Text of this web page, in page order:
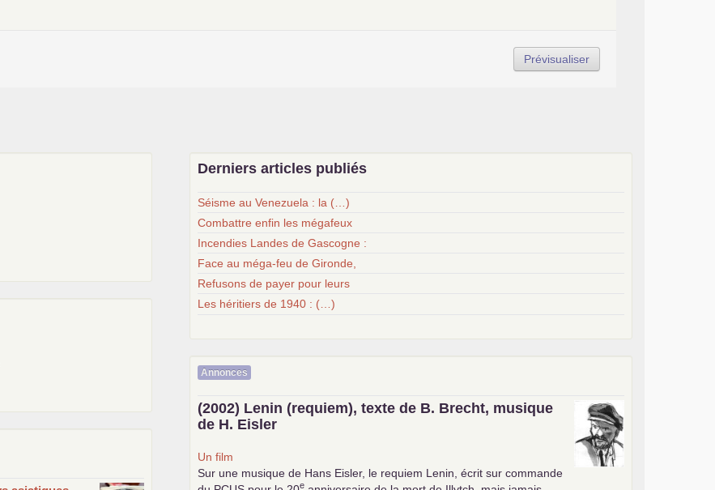
Derniers articles publiés
Séisme au Venezuela : la (…)
Combattre enfin les mégafeux
Incendies Landes de Gascogne :
Face au méga-feu de Gironde,
Refusons de payer pour leurs
Les héritiers de 1940 : (…)
Annonces
(2002) Lenin (requiem), texte de B. Brecht, musique
de H. Eisler
Un film
Sur une musique de Hans Eisler, le requiem Lenin, écrit sur commande
e